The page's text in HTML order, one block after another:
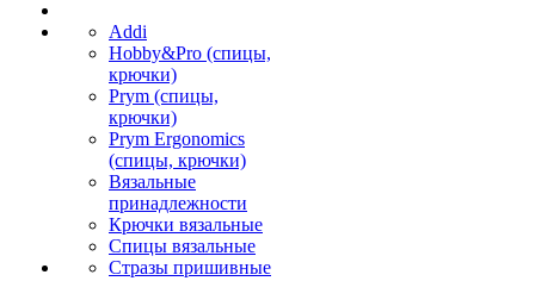
Addi
Hobby&Pro (спицы,
крючки)
Prym (спицы,
крючки)
Prym Ergonomics
(спицы, крючки)
Вязальные
принадлежности
Крючки вязальные
Спицы вязальные
Стразы пришивные